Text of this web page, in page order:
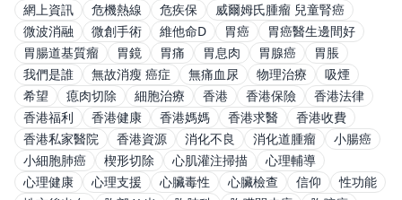
網上資訊
危機熱線 危疾保
威爾姆氏腫瘤 兒童腎癌
微波消融
微創手術 維他命D 胃癌
胃癌醫生邊間好
胃腸道基質瘤
胃鏡 胃痛 胃息肉 胃腺癌
胃脹
我們是誰
無故消瘦 癌症 無痛血尿 物理治療
吸煙
希望
瘜肉切除 細胞治療 香港 香港保險
香港法律
香港福利
香港健康 香港媽媽 香港求醫
香港收費
香港私家醫院
香港資源 消化不良 消化道腫瘤
小腸癌
小細胞肺癌
楔形切除 心肌灌注掃描
心理輔導
心理健康
心理支援 心臟毒性 心臟檢查 信仰
性功能